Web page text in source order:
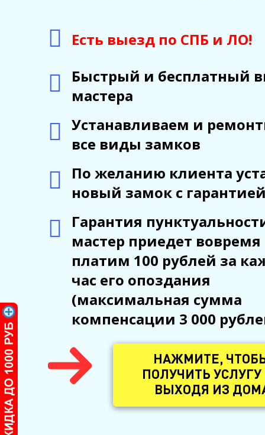
Есть выезд по СПБ и ЛО!
Быстрый и бесплатный
мастера
Устанавливаем и
все виды замков
По желанию клиента
новый замок с
Гарантия
мастер приедет
платим 100 рублей за
час его опоздания
(максимальная сумма
компенсации 3 000
НАЖМИТЕ,
ПОЛУЧИТЬ УСЛУГУ
ВЫХОДЯ ИЗ